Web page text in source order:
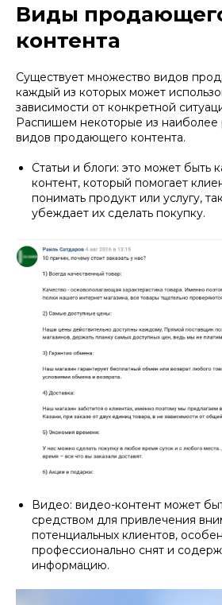
Виды
контента
Существует множество видов
каждый из которых может
зависимости от конкретной
Распишем некоторые из наиболее
видов продающего контента.
Статьи и блоги: это может быть
контент, который помогает
понимать продукт или услугу,
убеждает их сделать покупку.
Видео: видео-контент может
средством для привлечения
потенциальных клиентов,
профессионально снят и
информацию.